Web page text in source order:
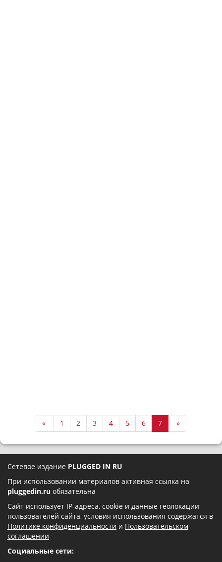
« 1 2 3 4 5 6 7 »
Сетевое издание PLUGGED IN RU
При использовании материалов активная ссылка на
pluggedin.ru обязательна
Сайт использует IP-адреса, cookie и данные геолокации
пользователей сайта, условия использования содержатся в
Политике конфиденциальности и Пользовательском
соглашении
Социальные сети: